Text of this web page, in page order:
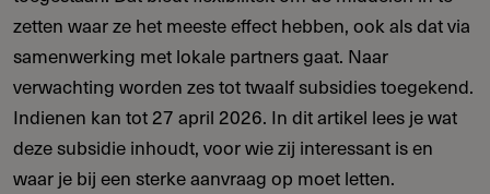
zetten waar ze het meeste effect hebben, ook als dat via
samenwerking met lokale partners gaat. Naar
verwachting worden zes tot twaalf subsidies toegekend.
Indienen kan tot 27 april 2026. In dit artikel lees je wat
deze subsidie inhoudt, voor wie zij interessant is en
waar je bij een sterke aanvraag op moet letten.